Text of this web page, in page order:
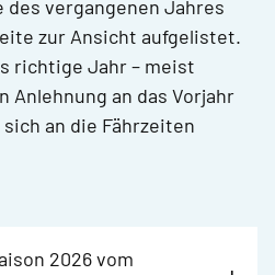
des vergangenen Jahres
zur Ansicht aufgelistet.
richtige Jahr – meist
Anlehnung an das Vorjahr
an die Fährzeiten
2026 vom